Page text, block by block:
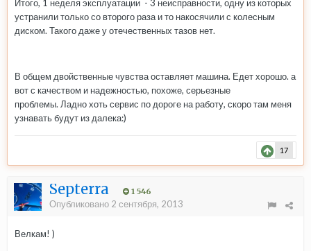
Итого, 1 неделя эксплуатации - 3 неисправности, одну из которых
устранили только со второго раза и то накосячили с колесным
диском. Такого даже у отечественных тазов нет.
В общем двойственные чувства оставляет машина. Едет хорошо. а
вот с качеством и надежностью, похоже, серьезные
проблемы. Ладно хоть сервис по дороге на работу, скоро там меня
узнавать будут из далека:)
17
Septerra 1 546
Опубликовано 2 сентября, 2013
Велкам! )